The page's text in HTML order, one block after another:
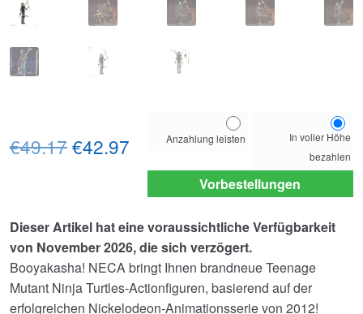
yourAnzahlung leisten
In voller Höhe
bezahlen
Vorbestellungen
€49.17Ursprünglicher
€49.17
€42.97 Aktueller
Preis
ist:
€42.97.
Dieser Artikel hat eine voraussichtliche Verfügbarkeit
von November 2026, die sich verzögert.
Booyakasha! NECA bringt Ihnen brandneue Teenage
Mutant Ninja Turtles-Actionfiguren, basierend auf der
erfolgreichen Nickelodeon-Animationsserie von 2012!